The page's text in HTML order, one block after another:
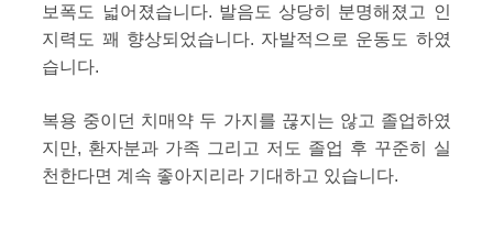
보폭도 넓어졌습니다. 발음도 상당히 분명해졌고 인
지력도 꽤 향상되었습니다. 자발적으로 운동도 하였
습니다.
복용 중이던 치매약 두 가지를 끊지는 않고 졸업하였
지만, 환자분과 가족 그리고 저도 졸업 후 꾸준히 실
천한다면 계속 좋아지리라 기대하고 있습니다.